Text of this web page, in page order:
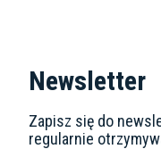
Newsletter
Zapisz się do
regularnie